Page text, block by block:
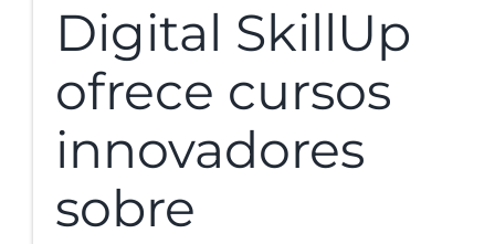
Digital SkillUp
ofrece cursos
innovadores
sobre